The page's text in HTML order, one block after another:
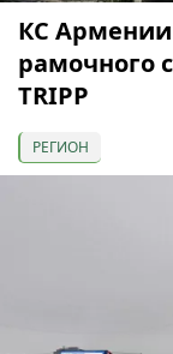
КС Армении
рамочного
TRIPP
РЕГИОН